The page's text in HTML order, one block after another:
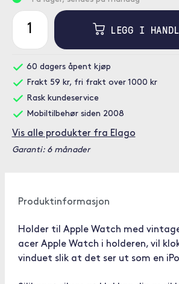
LEGG I
60 dagers åpent kjøp
Frakt 59 kr, fri frakt over 1000 kr
Rask kundeservice
Mobiltilbehør siden 2008
Vis alle produkter fra Elago
Garanti: 6 månader
Produktinformasjon
Holder til Apple Watch med
acer Apple Watch i holderen, vil
vinduet slik at det ser ut som en